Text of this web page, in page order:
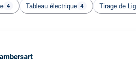
4 Tableau électrique 4 Tirage de